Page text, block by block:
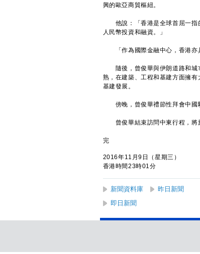
興的歐亞商貿樞紐。
他說：「香港是全球首屈一指的
人民幣投資和融資。」
「作為國際金融中心，香港亦具
隨後，曾俊華與伊朗道路和城
熟，在建築、工程和基建方面擁
基建發展。
傍晚，曾俊華禮節性拜會中國
曾俊華結束訪問中東行程，將
完
2016年11月9日（星期三）
香港時間23時01分
新聞資料庫 昨日新聞
即日新聞